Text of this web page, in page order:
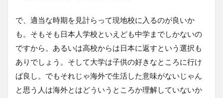
で、適当な時期を見計らって現地校に入るのが良いか
も。そもそも日本人学校といえども中学までしかないの
ですから。あるいは高校からは日本に返すという選択も
ありでしょう。そして大学は子供の好きなところに行け
ば良し。でもそれじゃ海外で生活した意味がないじゃん
と思う人は海外とはどういうところか理解していないか